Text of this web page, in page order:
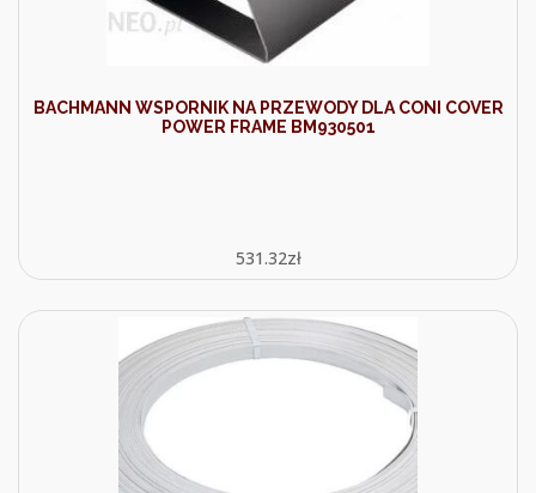
BACHMANN WSPORNIK NA PRZEWODY DLA CONI COVER
POWER FRAME BM930501
531.32zł